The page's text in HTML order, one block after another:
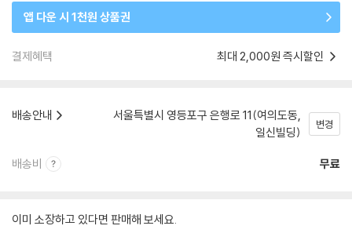
앱 다운 시 1천원 상품권
결제혜택 최대 2,000원 즉시할인
배송안내
서울특별시 영등포구 은행로 11(여의도동,
일신빌딩)
변경
배송비 무료
이미 소장하고 있다면 판매해 보세요.